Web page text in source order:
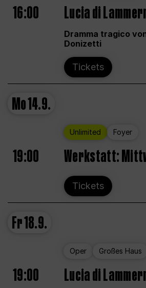
16:00 Lucia di
Dramma tragico
Donizetti
Tickets
Mo14.9.
Unlimited Foyer
19:00 Werkstatt:
Tickets
Fr18.9.
Oper Großes Haus
19:00 Lucia di